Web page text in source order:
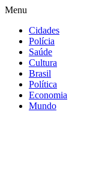
Ir
conteúdo
Menu
Cidades
Polícia
Saúde
Cultura
Brasil
Política
Economia
Mundo